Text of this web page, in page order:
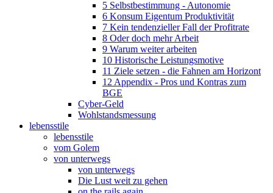
5 Selbstbestimmung - Autonomie
6 Konsum Eigentum Produktivität
7 Kein tendenzieller Fall der Profitrate
8 Oder doch mehr Arbeit
9 Warum weiter arbeiten
10 Historische Leistungsmotive
11 Ziele setzen - die Fahnen am Horizont
12 Appendix - Pros und Kontras zum
BGE
Cyber-Geld
Wohlstandsmessung
lebensstile
lebensstile
vom Golem
von unterwegs
von unterwegs
Die Lust weit zu gehen